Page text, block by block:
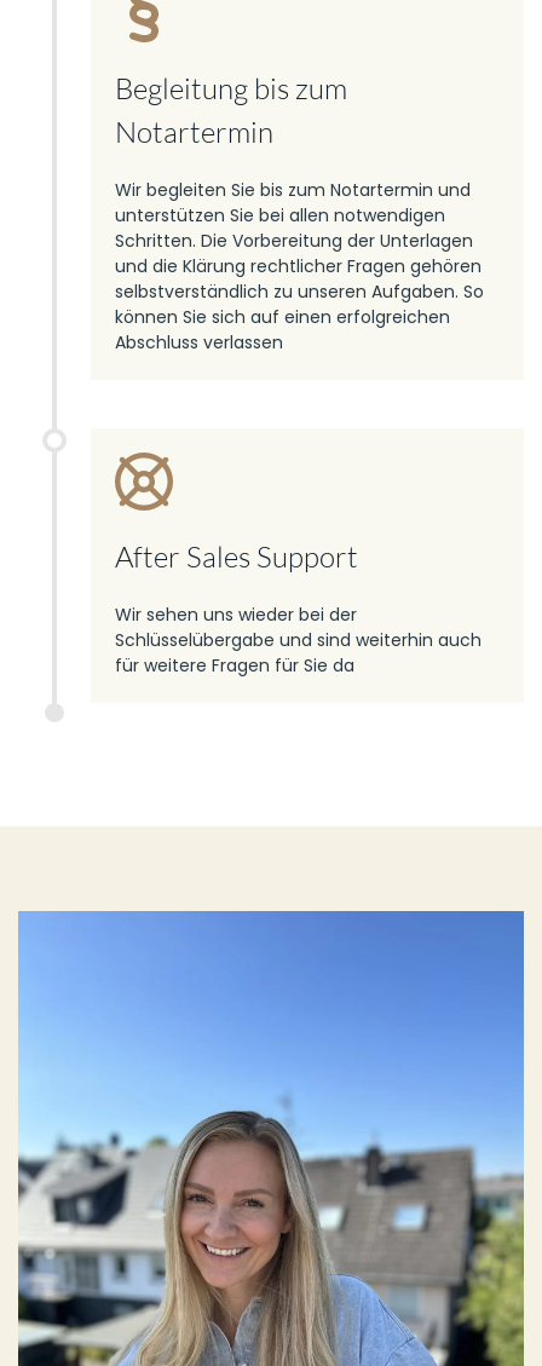
Begleitung bis zum
Notartermin
Wir begleiten Sie bis zum Notartermin und
unterstützen Sie bei allen notwendigen
Schritten. Die Vorbereitung der Unterlagen
und die Klärung rechtlicher Fragen gehören
selbstverständlich zu unseren Aufgaben. So
können Sie sich auf einen erfolgreichen
Abschluss verlassen
After Sales Support
Wir sehen uns wieder bei der
Schlüsselübergabe und sind weiterhin auch
für weitere Fragen für Sie da